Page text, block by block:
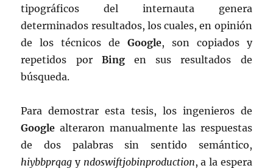
tipográficos del internauta genera
determinados resultados, los cuales, en opinión
de los técnicos de Google, son copiados y
repetidos porBingen sus resultados de
búsqueda.
Para demostrar esta tesis, los ingenieros de
Google alteraron manualmente las respuestas
de dos palabras sin sentido semántico,
hiybbprqag y ndoswiftjobinproduction, a la espera